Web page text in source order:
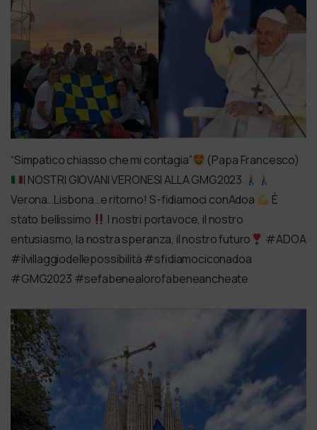
“Simpatico chiasso che mi contagia”
(Papa Francesco)
I NOSTRI GIOVANI VERONESI ALLA GMG2023
Verona…Lisbona…e ritorno! S-fidiamoci conAdoa
È
stato bellissimo
I nostri portavoce, il nostro
entusiasmo, la nostra speranza, il nostro futuro
#ADOA
#ilvillaggiodellepossibilità #sfidiamociconadoa
#GMG2023 #sefabenealorofabeneancheate